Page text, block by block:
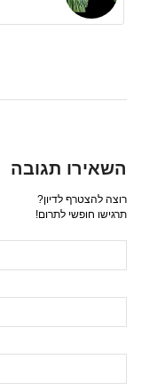
השאירו תגובה
רוצה להצטרף לדיון?
תרגישו חופשי לתרום!